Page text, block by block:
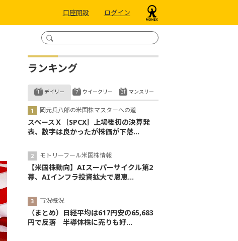
口座開設 ログイン
ランキング
デイリー
岡元兵八郎の米国株マスターへの道
スペースＸ［SPCX］上場後初の決算発
表、数字は良かったが株価が下落...
モトリーフール米国株情報
【米国株動向】AIスーパーサイクル第2
幕、AIインフラ投資拡大で恩恵...
市況概況
（まとめ）日経平均は617円安の65,683
円で反落 半導体株に売りも好...
ウイークリー マンスリー